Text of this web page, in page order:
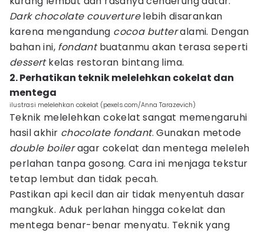
Dark chocolate couverturelebih disarankan
karena mengandung cocoa butteralami. Dengan
bahan ini, fondantbuatanmu akan terasa seperti
dessertkelas restoran bintang lima.
2. Perhatikan teknik melelehkan cokelat dan
mentega
ilustrasi melelehkan cokelat (pexels.com/Anna Tarazevich)
Teknik melelehkan cokelat sangat memengaruhi
hasil akhir chocolate fondant. Gunakan metode
double boileragar cokelat dan mentega meleleh
perlahan tanpa gosong. Cara ini menjaga tekstur
tetap lembut dan tidak pecah.
Pastikan api kecil dan air tidak menyentuh dasar
mangkuk. Aduk perlahan hingga cokelat dan
mentega benar-benar menyatu. Teknik yang